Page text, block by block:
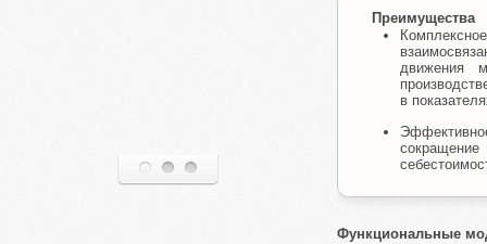
Преимущества
движения
в
Функциональные
1 2 3